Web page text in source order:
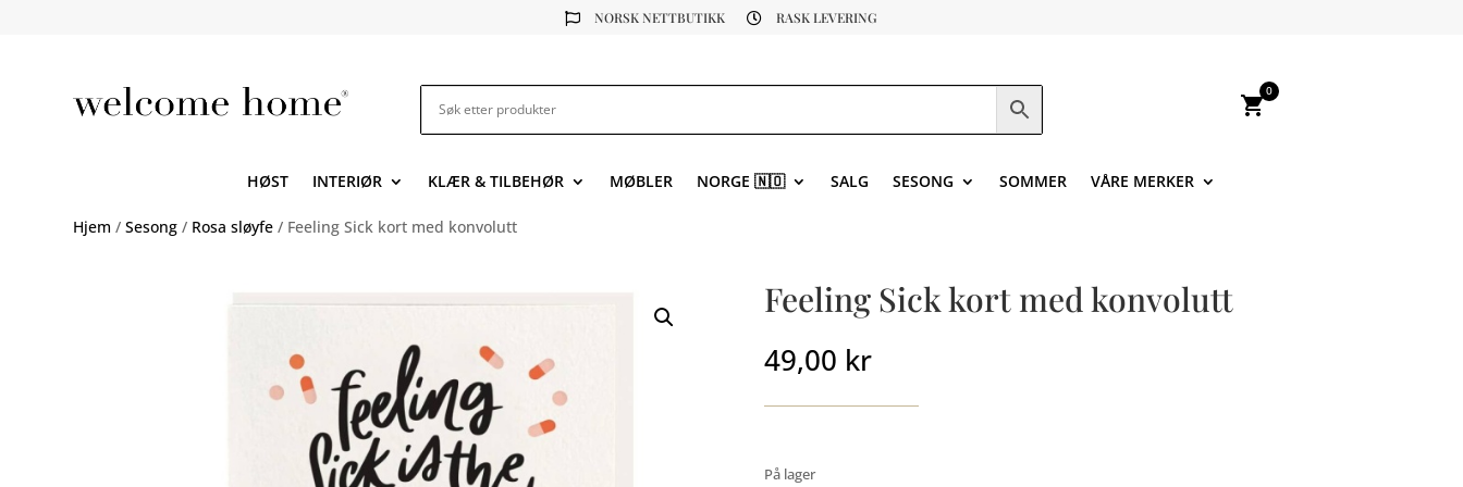
 NORSK NETTBUTIKK  RASK LEVERING
shopping_cart
0
HØST INTERIØR KLÆR & TILBEHØR MØBLER NORGE 🇳🇴 SALG SESONG SOMMER VÅRE MERKER
Hjem /Sesong / Rosa sløyfe / Feeling Sick kort med konvolutt
Feeling Sick kort med konvolutt
49,00 kr
På lager